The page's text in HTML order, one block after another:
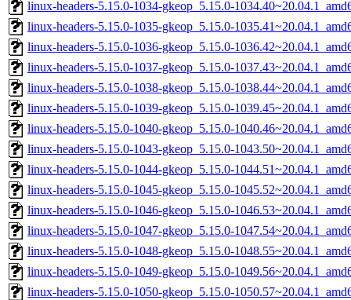
linux-headers-5.15.0-1034-gkeop_5.15.0-
linux-headers-5.15.0-1035-gkeop_5.15.0-
linux-headers-5.15.0-1036-gkeop_5.15.0-
linux-headers-5.15.0-1037-gkeop_5.15.0-
linux-headers-5.15.0-1038-gkeop_5.15.0-
linux-headers-5.15.0-1039-gkeop_5.15.0-
linux-headers-5.15.0-1040-gkeop_5.15.0-
linux-headers-5.15.0-1043-gkeop_5.15.0-
linux-headers-5.15.0-1044-gkeop_5.15.0-
linux-headers-5.15.0-1045-gkeop_5.15.0-
linux-headers-5.15.0-1046-gkeop_5.15.0-
linux-headers-5.15.0-1047-gkeop_5.15.0-
linux-headers-5.15.0-1048-gkeop_5.15.0-
linux-headers-5.15.0-1049-gkeop_5.15.0-
linux-headers-5.15.0-1050-gkeop_5.15.0-